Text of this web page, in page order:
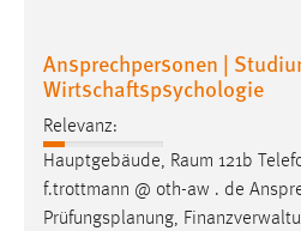
Ansprechpersonen |
Wirtschaftspsychologie
Relevanz:
Hauptgebäude, Raum 121b
f.trottmann @ oth-aw . de
Prüfungsplanung,